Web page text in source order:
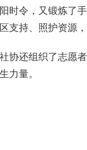
时令，又锻炼了
支持、照护资源
协还组织了志愿
力量。